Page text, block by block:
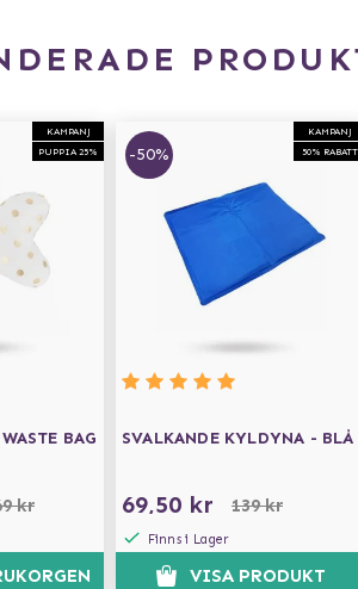
KAMPANJ
PUPPIA 25%
BAG
kr
KAMPANJ
50% RABATT
-50%
SVALKANDE KYLDYNA - BLÅ
69,50 kr 139 kr
Finns i Lager
VISA PRODUKT